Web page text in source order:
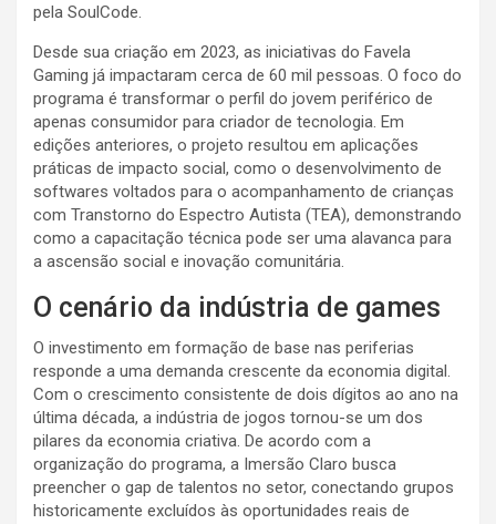
pela SoulCode.
Desde sua criação em 2023, as iniciativas do Favela
Gaming já impactaram cerca de 60 mil pessoas. O foco do
programa é transformar o perfil do jovem periférico de
apenas consumidor para criador de tecnologia. Em
edições anteriores, o projeto resultou em aplicações
práticas de impacto social, como o desenvolvimento de
softwares voltados para o acompanhamento de crianças
com Transtorno do Espectro Autista (TEA), demonstrando
como a capacitação técnica pode ser uma alavanca para
a ascensão social e inovação comunitária.
O cenário da indústria de games
O investimento em formação de base nas periferias
responde a uma demanda crescente da economia digital.
Com o crescimento consistente de dois dígitos ao ano na
última década, a indústria de jogos tornou-se um dos
pilares da economia criativa. De acordo com a
organização do programa, a Imersão Claro busca
preencher o gap de talentos no setor, conectando grupos
historicamente excluídos às oportunidades reais de